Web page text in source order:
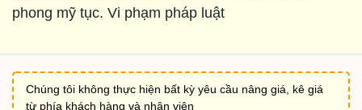
phong mỹ tục. Vi phạm pháp luật
Chúng tôi không thực hiện bất kỳ yêu cầu nâng giá, kê giá
từ phía khách hàng và nhân viên